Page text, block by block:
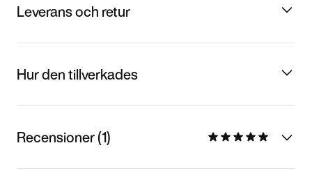
Leverans och retur
Hur den tillverkades
Recensioner (1)